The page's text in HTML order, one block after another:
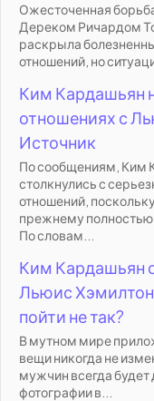
Ожесточенная
Дереком Ричардом
раскрыла
отношений, но
Ким Кардашьян
отношениях с
Источник
По сообщениям, Ким
столкнулись с
отношений,
прежнему полностью
По словам...
Ким Кардашьян
Льюис
пойти не так?
В мутном мире
вещи никогда не
мужчин всегда
фотографии в...